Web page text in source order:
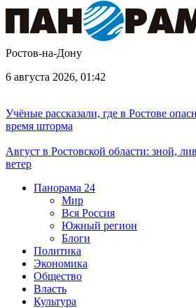
Ростов-на-Дону
6 августа 2026, 01:42
Учёные рассказали, где в Ростове
время шторма
Август в Ростовской области: зной,
ветер
Панорама 24
Мир
Вся Россия
Южный регион
Блоги
Политика
Экономика
Общество
Власть
Культура